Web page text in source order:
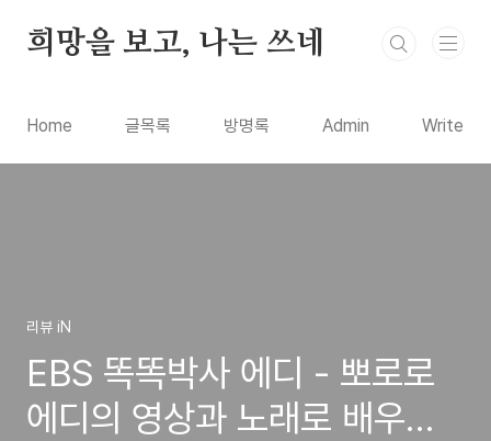
희망을 보고, 나는 쓰네
Home 글목록 방명록 Admin Write
리뷰 iN
EBS 똑똑박사 에디 - 뽀로로
에디의 영상과 노래로 배우는